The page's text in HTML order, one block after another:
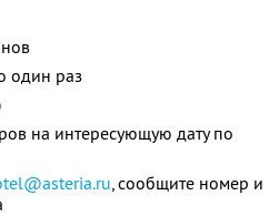
один раз
на интересующую дату по
, сообщите номер и